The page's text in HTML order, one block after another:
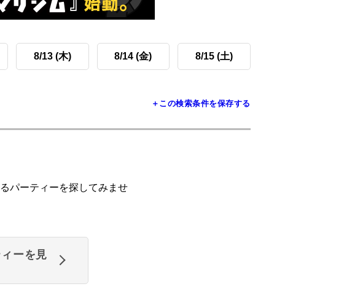
8/13 (木) 8/14 (金) 8/15 (土)
＋この検索条件を保存する
パーティーを探してみませ
ーを見